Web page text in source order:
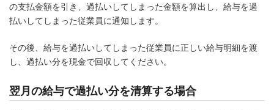
の支払金額を引き、過払いしてしまった金額を算出し、給与を過
払いしてしまった従業員に通知します。
その後、給与を過払いしてしまった従業員に正しい給与明細を渡
し、過払い分を現金で回収してください。
翌月の給与で過払い分を清算する場合